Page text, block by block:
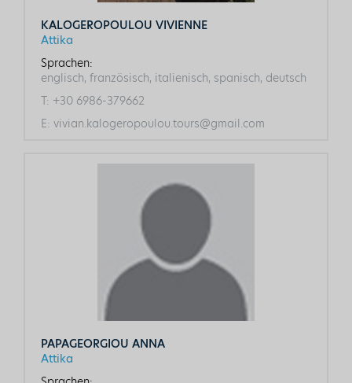
KALOGEROPOULOU VIVIENNE
Attika
Sprachen:
englisch, französisch, italienisch, spanisch, deutsch
T: +30 6986-379662
E: vivian.kalogeropoulou.tours@gmail.com
PAPAGEORGIOU ANNA
Attika